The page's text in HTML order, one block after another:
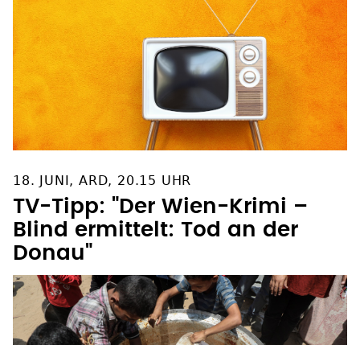
18. JUNI, ARD, 20.15 UHR
TV-Tipp: "Der Wien-Krimi –
Blind ermittelt: Tod an der
Donau"